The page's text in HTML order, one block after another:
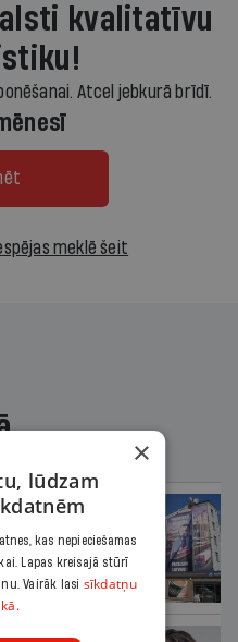
kvalitatīvu
Atcel jebkurā brīdī.
meklē šeit
par
×
lūdzam
kas nepieciešamas
Lapas kreisajā stūrī
Vairāk lasi sīkdatņu